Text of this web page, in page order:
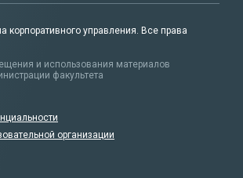
корпоративного управления. Все права
и использования материалов
факультета
организации